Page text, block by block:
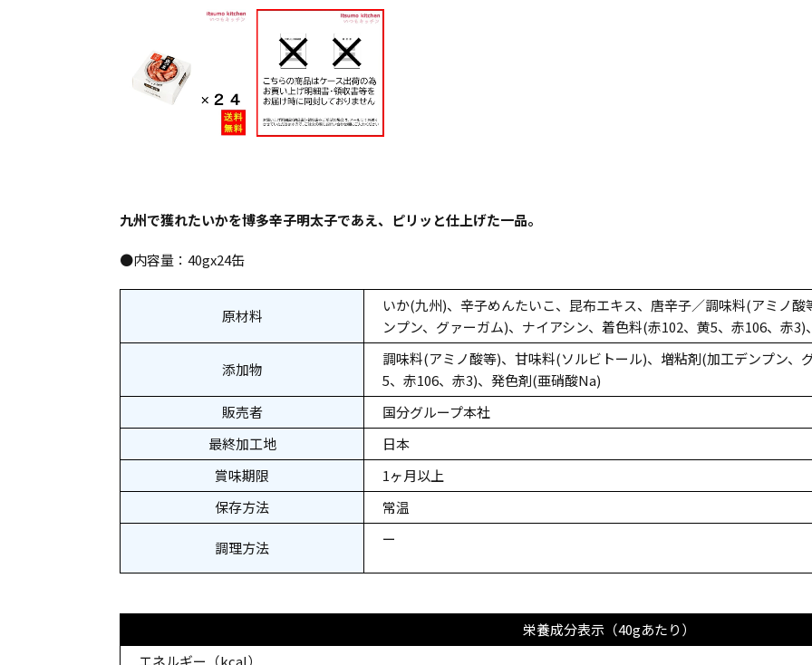
九州で獲れたいかを博多辛子明太子であえ、ピリッと仕上げた一品。
●内容量：40gx24缶
原材料
いか(九州)、辛子めんたいこ、昆布エキス、唐辛子／調味料(アミノ
ンプン、グァーガム)、ナイアシン、着色料(赤102、黄5、赤106、赤
添加物
調味料(アミノ酸等)、甘味料(ソルビトール)、増粘剤(加工デンプン、
5、赤106、赤3)、発色剤(亜硝酸Na)
販売者
国分グループ本社
最終加工地
日本
賞味期限
1ヶ月以上
保存方法
常温
調理方法 ー
栄養成分表示（40gあたり）
エネルギー（kcal）